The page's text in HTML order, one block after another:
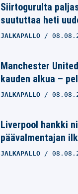
Siirtogurulta
suututtaa heti
JALKAPALLO
Manchester
kauden alkua –
JALKAPALLO
Liverpool hankki
päävalmentajan
JALKAPALLO